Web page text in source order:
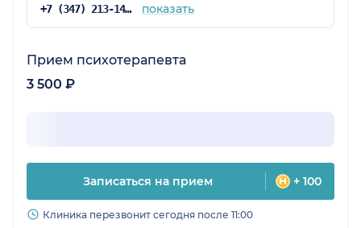
+7 (347) 213-14-61 показать
Прием психотерапевта
3 500 ₽
Записаться на прием + 100
Клиника перезвонит сегодня после 11:00